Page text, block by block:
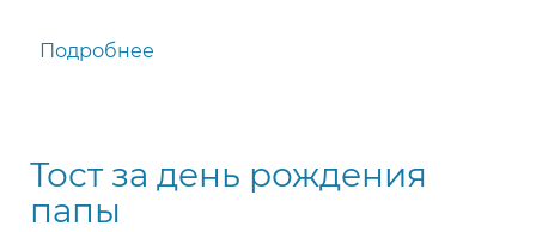
Подробнее
за
День
Тост за день рождения
папы